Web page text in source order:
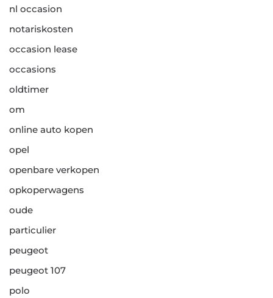
nl occasion
notariskosten
occasion lease
occasions
oldtimer
om
online auto kopen
opel
openbare verkopen
opkoperwagens
oude
particulier
peugeot
peugeot 107
polo